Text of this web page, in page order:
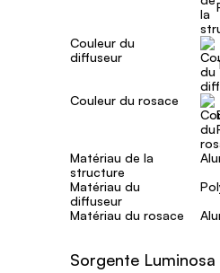
Couleur du
diffuseur
Couleur du rosace
Matériau de la
structure
Matériau du
diffuseur
Matériau du rosace
Sorgente Luminosa